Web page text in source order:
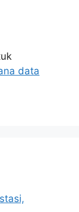
data